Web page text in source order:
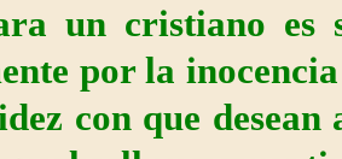
un cristiano es
por la
con que desean